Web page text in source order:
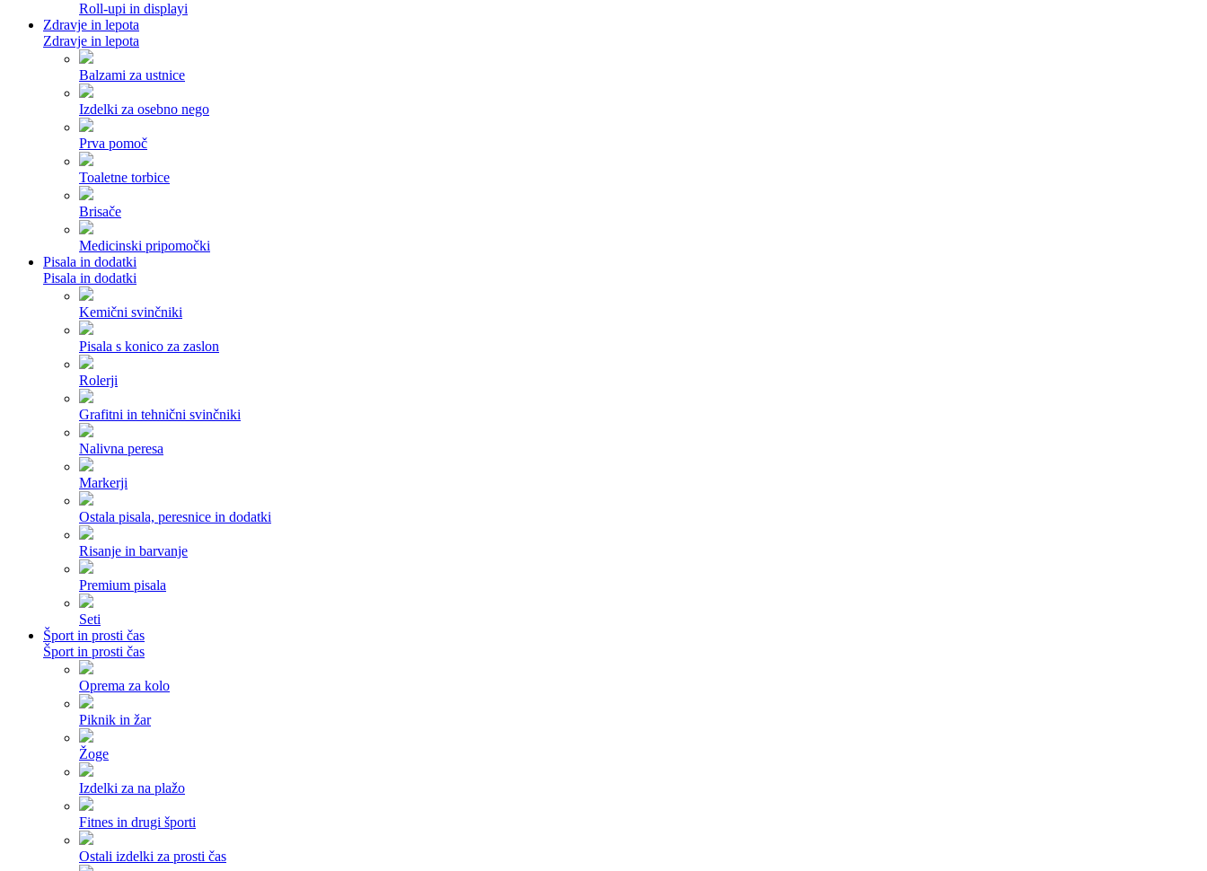
Roll-upi in displayi
Zdravje in lepota
Zdravje in lepota
Balzami za ustnice
Izdelki za osebno nego
Prva pomoč
Toaletne torbice
Brisače
Medicinski pripomočki
Pisala in dodatki
Pisala in dodatki
Kemični svinčniki
Pisala s konico za zaslon
Rolerji
Grafitni in tehnični svinčniki
Nalivna peresa
Markerji
Ostala pisala, peresnice in dodatki
Risanje in barvanje
Premium pisala
Seti
Šport in prosti čas
Šport in prosti čas
Oprema za kolo
Piknik in žar
Žoge
Izdelki za na plažo
Fitnes in drugi športi
Ostali izdelki za prosti čas